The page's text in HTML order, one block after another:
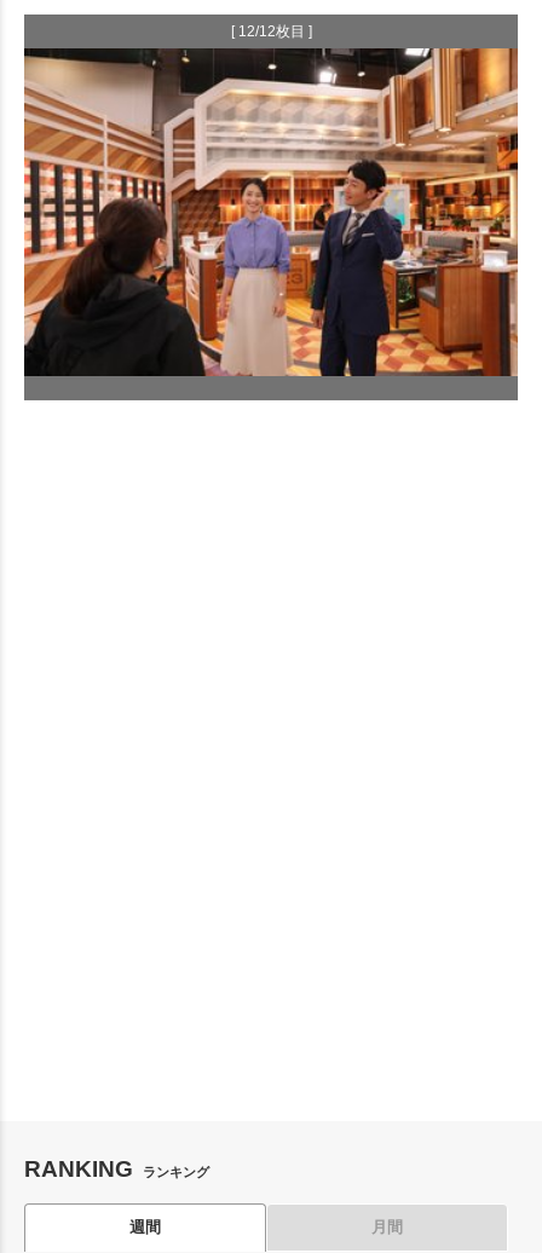
[ 12/12枚目 ]
RANKING ランキング
週間 月間